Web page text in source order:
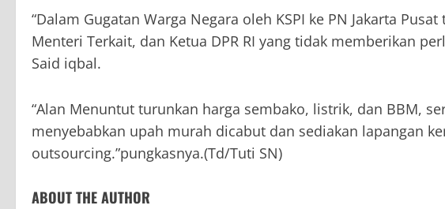
“Dalam Gugatan Warga Negara oleh KSPI ke PN Jakarta
Menteri Terkait, dan Ketua DPR RI yang tidak memberikan
Said iqbal.
“Alan Menuntut turunkan harga sembako, listrik, dan BBM,
menyebabkan upah murah dicabut dan sediakan lapangan
outsourcing.”pungkasnya.(Td/Tuti SN)
ABOUT THE AUTHOR